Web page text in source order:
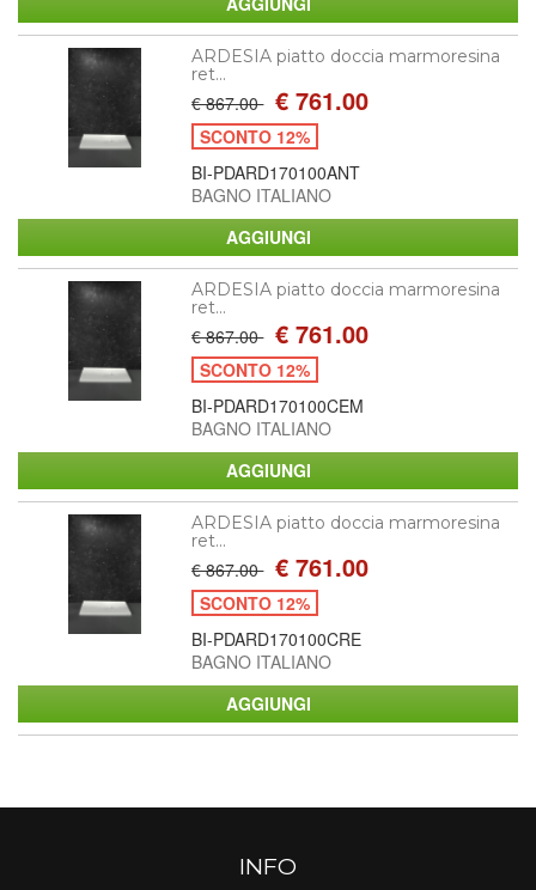
ARDESIA piatto doccia marmoresina
ret...
€ 867.00 € 761.00
SCONTO 12%
BI-PDARD170100ANT
BAGNO ITALIANO
ARDESIA piatto doccia marmoresina
ret...
€ 867.00 € 761.00
SCONTO 12%
BI-PDARD170100CEM
BAGNO ITALIANO
ARDESIA piatto doccia marmoresina
ret...
€ 867.00 € 761.00
SCONTO 12%
BI-PDARD170100CRE
BAGNO ITALIANO
INFO